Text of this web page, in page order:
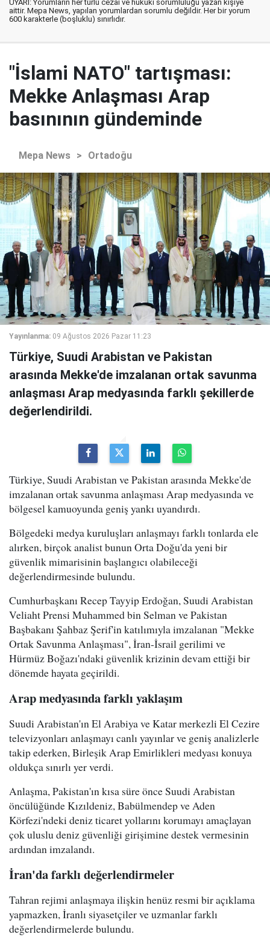
UYARI: Yorumların her türlü cezai ve hukuki sorumluluğu yazan kişiye
aittir. Mepa News, yapılan yorumlardan sorumlu değildir. Her bir yorum
600 karakterle (boşluklu) sınırlıdır.
"İslami NATO" tartışması:
Mekke Anlaşması Arap
basınının gündeminde
Mepa News > Ortadoğu
Yayınlanma: 09 Ağustos 2026 Pazar 11:23
Türkiye, Suudi Arabistan ve Pakistan
arasında Mekke'de imzalanan ortak savunma
anlaşması Arap medyasında farklı şekillerde
değerlendirildi.
Türkiye, Suudi Arabistan ve Pakistan arasında Mekke'de
imzalanan ortak savunma anlaşması Arap medyasında ve
bölgesel kamuoyunda geniş yankı uyandırdı.
Bölgedeki medya kuruluşları anlaşmayı farklı tonlarda ele
alırken, birçok analist bunun Orta Doğu'da yeni bir
güvenlik mimarisinin başlangıcı olabileceği
değerlendirmesinde bulundu.
Cumhurbaşkanı Recep Tayyip Erdoğan, Suudi Arabistan
Veliaht Prensi Muhammed bin Selman ve Pakistan
Başbakanı Şahbaz Şerif'in katılımıyla imzalanan "Mekke
Ortak Savunma Anlaşması", İran-İsrail gerilimi ve
Hürmüz Boğazı'ndaki güvenlik krizinin devam ettiği bir
dönemde hayata geçirildi.
Arap medyasında farklı yaklaşım
Suudi Arabistan'ın El Arabiya ve Katar merkezli El Cezire
televizyonları anlaşmayı canlı yayınlar ve geniş analizlerle
takip ederken, Birleşik Arap Emirlikleri medyası konuya
oldukça sınırlı yer verdi.
Anlaşma, Pakistan'ın kısa süre önce Suudi Arabistan
öncülüğünde Kızıldeniz, Babülmendep ve Aden
Körfezi'ndeki deniz ticaret yollarını korumayı amaçlayan
çok uluslu deniz güvenliği girişimine destek vermesinin
ardından imzalandı.
İran'da farklı değerlendirmeler
Tahran rejimi anlaşmaya ilişkin henüz resmi bir açıklama
yapmazken, İranlı siyasetçiler ve uzmanlar farklı
değerlendirmelerde bulundu.